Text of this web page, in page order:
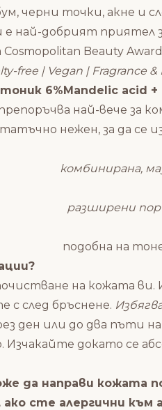
черни точки, акне и
е най-добрият приятел
Beauty
free | Vegan | Fragrance
6%Mandelic acid +
най-вече за
нежен, за да се
комбинирана,
разширени
подобна на
на кожата
след бръснене.
ден или до два пъти
Изчакайте докато се
да направи кожата
сте алергични към